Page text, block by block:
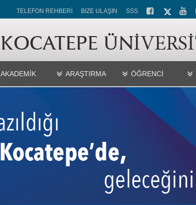
TELEFON REHBERİ BİZE ULAŞIN SSS
AKADEMİK ARAŞTIRMA ÖĞRENCİ